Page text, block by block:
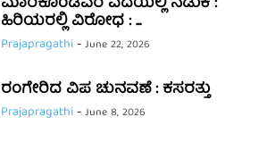
ಹಿರಿಯರಲ್ಲಿ ವಿರೋಧ : ...
Prajapragathi-June 22, 2026
ರಂಗೇರಿದ ವಿಪ ಚುನವಣೆ : ಕಸರತ್ತು
Prajapragathi-June 8, 2026